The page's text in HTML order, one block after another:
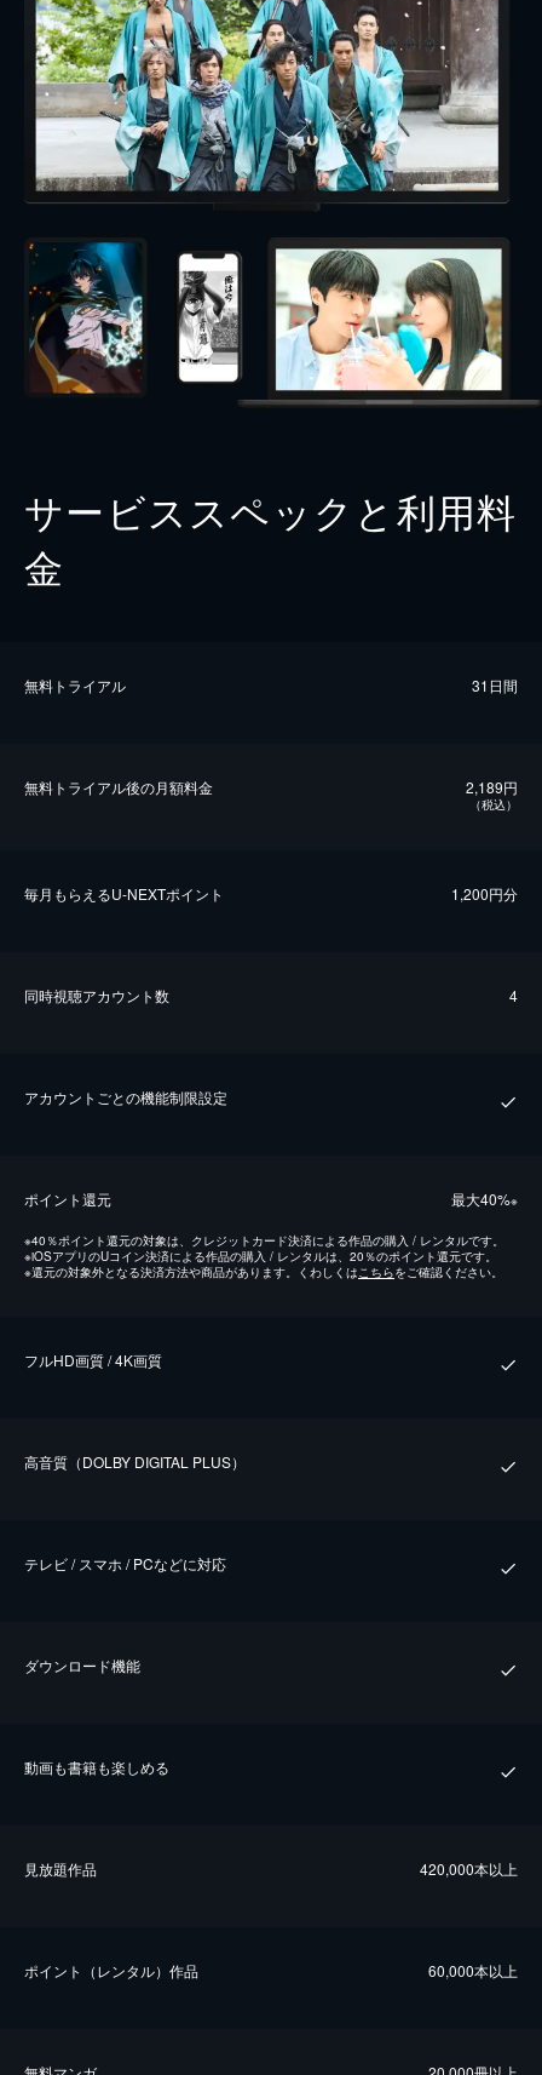
サービススペックと利用料
金
無料トライアル 31日間
無料トライアル後の⽉額料金 2,189円
（税込）
毎⽉もらえるU-NEXTポイント 1,200円分
同時視聴アカウント数 4
アカウントごとの機能制限設定
ポイント還元 最⼤40%※
※40％ポイント還元の対象は、クレジットカード決済による作品の購入 / レンタルです。
※iOSアプリのUコイン決済による作品の購入 / レンタルは、20％のポイント還元です。
※還元の対象外となる決済方法や商品があります。くわしくは こちらをご確認ください。
フルHD画質 / 4K画質
⾼⾳質（DOLBY DIGITAL PLUS）
テレビ / スマホ / PCなどに対応
ダウンロード機能
動画も書籍も楽しめる
⾒放題作品 420,000本以上
ポイント（レンタル）作品 60,000本以上